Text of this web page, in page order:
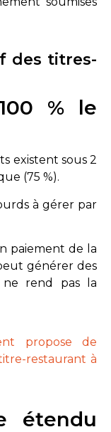
des titres-
% le
existent sous 2
(75 %).
à gérer par
paiement de la
générer des
rend pas la
propose de
restaurant à
étendu